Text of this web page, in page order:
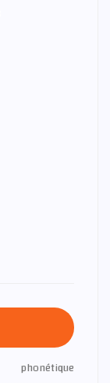
phonétique